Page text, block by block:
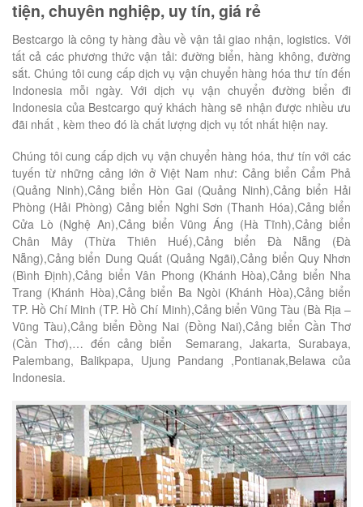
tiện, chuyên nghiệp, uy tín, giá rẻ
Bestcargo là công ty hàng đầu về vận tải giao nhận, logistics. Với
tất cả các phương thức vận tải: đường biển, hàng không, đường
sắt. Chúng tôi cung cấp dịch vụ vận chuyển hàng hóa thư tín đến
Indonesia mỗi ngày. Với dịch vụ vận chuyển đường biển đi
Indonesia của Bestcargo quý khách hàng sẽ nhận được nhiều ưu
đãi nhất , kèm theo đó là chất lượng dịch vụ tốt nhất hiện nay.
Chúng tôi cung cấp dịch vụ vận chuyển hàng hóa, thư tín với các
tuyến từ những cảng lớn ở Việt Nam như: Cảng biển Cẩm Phả
(Quảng Ninh),Cảng biển Hòn Gai (Quảng Ninh),Cảng biển Hải
Phòng (Hải Phòng) Cảng biển Nghi Sơn (Thanh Hóa),Cảng biển
Cửa Lò (Nghệ An),Cảng biển Vũng Áng (Hà Tĩnh),Cảng biển
Chân Mây (Thừa Thiên Huế),Cảng biển Đà Nẵng (Đà
Nẵng),Cảng biển Dung Quất (Quảng Ngãi),Cảng biển Quy Nhơn
(Bình Định),Cảng biển Vân Phong (Khánh Hòa),Cảng biển Nha
Trang (Khánh Hòa),Cảng biển Ba Ngòi (Khánh Hòa),Cảng biển
TP. Hồ Chí Minh (TP. Hồ Chí Minh),Cảng biển Vũng Tàu (Bà Rịa –
Vũng Tàu),Cảng biển Đồng Nai (Đồng Nai),Cảng biển Cần Thơ
(Cần Thơ),… đến cảng biển Semarang, Jakarta, Surabaya,
Palembang, Balikpapa, Ujung Pandang ,Pontianak,Belawa của
Indonesia.